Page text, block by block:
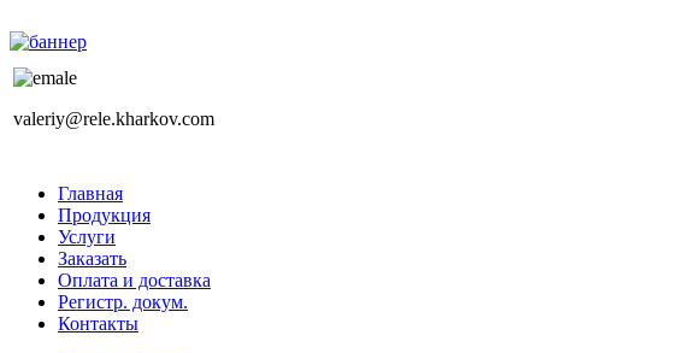
valeriy@rele.kharkov.com
Главная
Продукция
Услуги
Заказать
Оплата и доставка
Регистр. докум.
Контакты